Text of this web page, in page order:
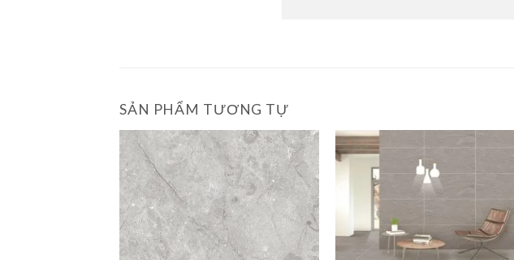
SẢN PHẨM TƯƠNG TỰ